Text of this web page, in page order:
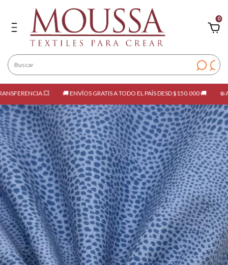
0
💥 🚚 ENVÍOS GRATIS A TODO EL PAÍS DESD $150.000 🚚 ❄️